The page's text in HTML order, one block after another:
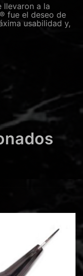
llevaron a la
fue el deseo de
usabilidad y,